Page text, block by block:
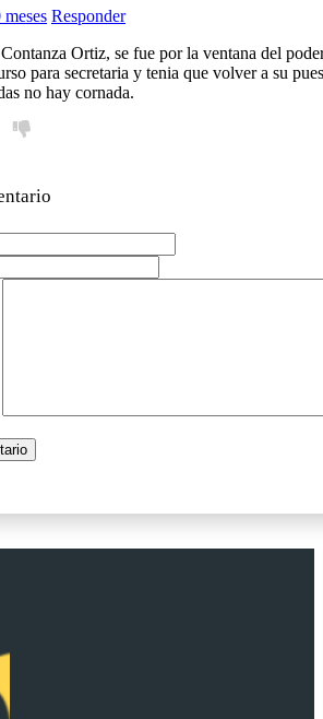
meses Responder
Ortiz, se fue por la ventana del
para secretaria y tenia que volver a su
no hay cornada.